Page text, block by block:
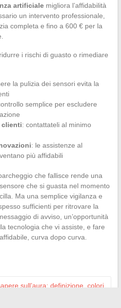
artificialemigliora l’affidabilità
un intervento professionale,
completa e fino a 600 € per la
i rischi di guasto o rimediare
la pulizia dei sensori evita la
semplice per escludere
clienti: contattateli al minimo
: le assistenze al
più affidabili
che fallisce rende una
che si guasta nel momento
Ma una semplice vigilanza e
sufficienti per ritrovare la
di avviso, un’opportunità
tecnologia che vi assiste, e fare
curva dopo curva.
sull’aura: definizione, colori,